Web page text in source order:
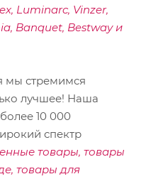
Luminarc, Vinzer,
Banquet, Bestway и
мы стремимся
лучшее! Наша
10 000
спектр
товары, товары
товары для